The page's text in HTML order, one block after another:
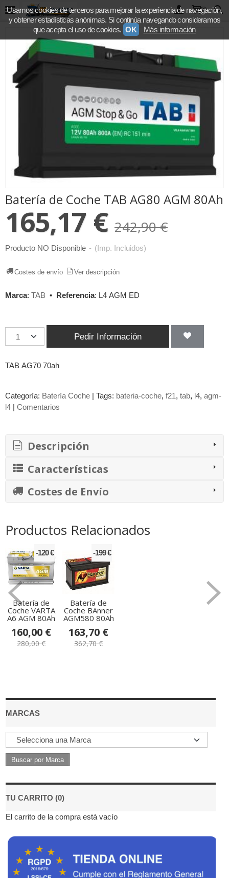
0
MARCAS
TU CARRITO (0)
El carrito de la compra está vacío
Batería de Coche TAB AG80 AGM 80Ah
165,17 € 242,90 €
Producto NO Disponible - (Imp. Incluidos)
Costes de envío Ver descripción
Marca: TAB • Referencia: L4 AGM ED
Pedir Información
TAB AG70 70ah
Categoría: Batería Coche | Tags: bateria-coche f21 tab l4 agm-
l4 | Comentarios
Descripción
Características
Costes de Envío
Productos Relacionados
-120 €
Batería de
Coche VARTA
A6 AGM 80Ah
160,00 €
280,00 €
-199 €
Batería de
Coche BAnner
AGM580 80Ah
163,70 €
362,70 €
Usamos cookies de terceros para mejorar la experiencia de navegación,
y obtener estadísticas anónimas. Si continúa navegando consideramos
que acepta el uso de cookies. OK Más información